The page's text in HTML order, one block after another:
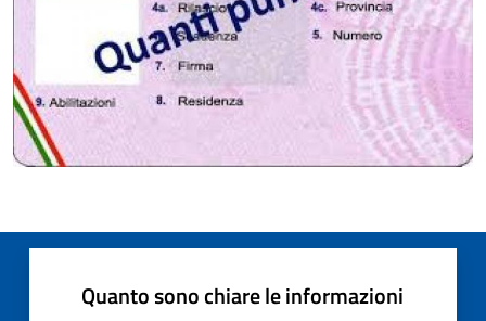
Quanto sono chiare le informazioni